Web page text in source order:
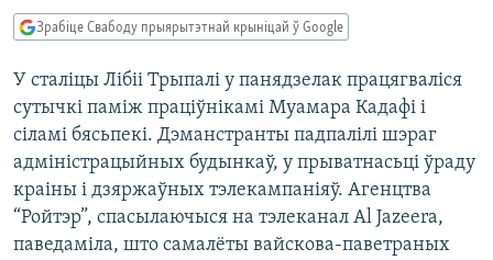
галоўнай
навігацыі
Перайсьці
да
пошуку
ЭКАНОМІКА
ВАЙНА
БЕЛАРУСЫ НА ВАЙНЕ
ПАЛІТВЯЗЬНІ
КУЛЬТУРА
КАЛЯНДАР
ПАДКАСТЫ
КНІГІ
АЎДЫЁКНІГІ
PREMIUM
МОВА
НА ХВАЛЯХ СВАБОДЫ
ПАДКАСТЫ
FACEBOOK
TWITTER
САЧЫЦЕ ЗА АБНАЎЛЕНЬНЯМІ
Усе сайты РС/РСЭ
Зрабіце Свабоду прыярытэтнай крыніцай ў Google
У сталіцы Лібіі Трыпалі у панядзелак працягваліся
сутычкі паміж праціўнікамі Муамара Кадафі і
сіламі бясьпекі. Дэманстранты падпалілі шэраг
адміністрацыйных будынкаў, у прыватнасьці ўраду
краіны і дзяржаўных тэлекампаніяў. Агенцтва
“Ройтэр”, спасылаючыся на тэлеканал Al Jazeera,
паведаміла, што самалёты вайскова-паветраных